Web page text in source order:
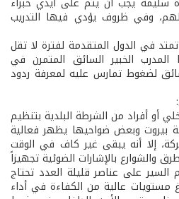
وفي ظروف يؤدي فيها التدريب
في الدول المتقدمة لفترة لا تقل
الخبير السائق المتمرن في
لضغوط تمارس عليه لمعرفة ردود
أو أفراد من الشرطة البلدية بتنظيم
بيروت وبعض ضواحيها يظهر فعالية
إلا أنه يبقى غير كاف في الوقت
والشوارع بالإشارات الضوئية تجهيزاً
على عناصر قليلة العدد تحتاج
مستويات عالية من الكفاءة في أداء